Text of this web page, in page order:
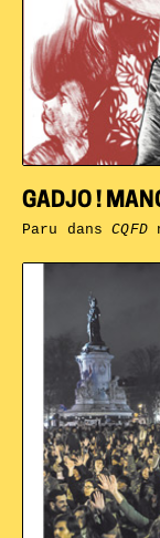
GADJO !
Paru dansCQFD